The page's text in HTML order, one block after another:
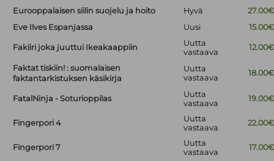
Eurooppalaisen siilin suojelu ja hoito Hyvä
27.00€
Eve Ilves Espanjassa
Uusi 15.00€
Fakiiri joka juuttui Ikeakaappiin
Uutta
vastaava
12.00€
Faktat tiskiin! : suomalaisen
faktantarkistuksen käsikirja
Uutta
vastaava
18.00€
FatalNinja - Soturioppilas
Uutta
vastaava
19.00€
Fingerpori 4
Uutta
vastaava
22.00€
Fingerpori 7
Uutta
vastaava
17.00€